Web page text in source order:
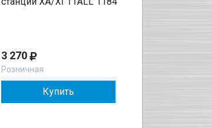
3 270
Розничная
Купить